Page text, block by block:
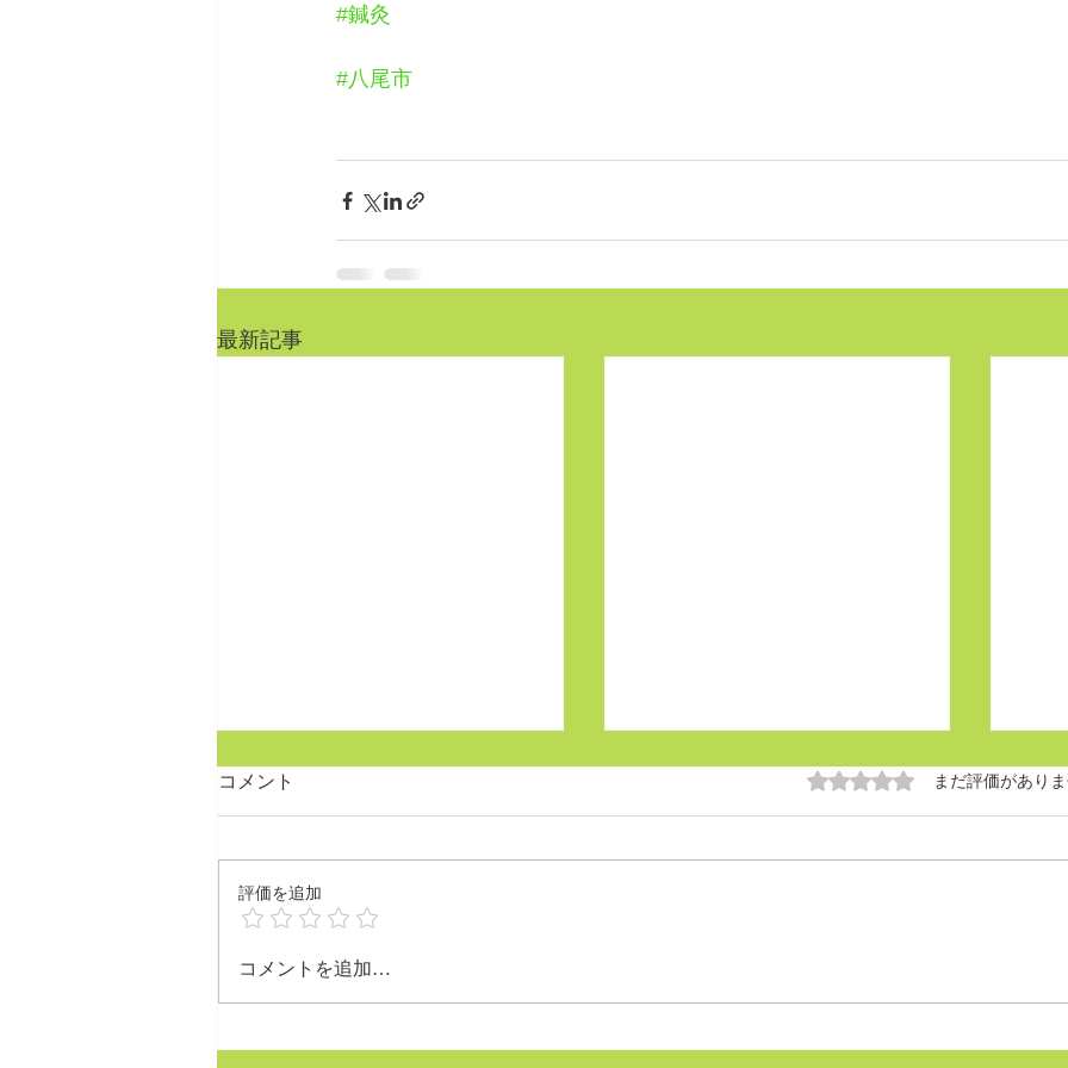
#鍼灸
#八尾市
最新記事
7月のお知らせ！
コメント 5つ星のうち0と評価されて
まだ評価があり
評価を追加
コメントを追加…